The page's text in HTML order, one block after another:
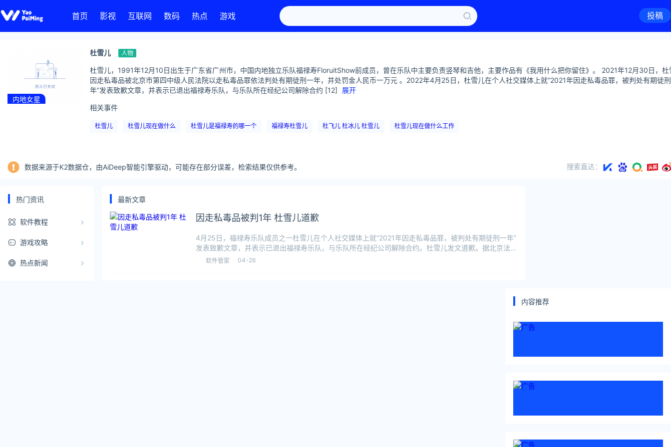
首页 影视 互联网 数码 热点 游戏 投稿
内地女星
杜雪儿 人物
杜雪儿，1991年12月10日出生于广东省广州市，中国内地独立乐队福禄寿FloruitShow前成员，曾在乐队中主要负责竖琴和吉他，主要作品有《我用什么把你留住》。 2021年12月30日，杜
因走私毒品被北京市第四中级人民法院以走私毒品罪依法判处有期徒刑一年，并处罚金人民币一万元 。2022年4月25日，杜雪儿在个人社交媒体上就“2021年因走私毒品罪，被判处有期徒
年”发表致歉文章，并表示已退出福禄寿乐队，与乐队所在经纪公司解除合约 [12]
展开
相关事件
杜雪儿 杜雪儿现在做什么 杜雪儿是福禄寿的哪一个 福禄寿杜雪儿 杜飞儿 杜冰儿 杜雪儿 杜雪儿现在做什么工作
数据来源于K2数据仓，由AiDeep智能引擎驱动，可能存在部分误差，检索结果仅供参考。 搜索直达：
热门资讯
软件教程
游戏攻略
热点新闻
最新文章
因走私毒品被判1年 杜雪儿道歉
4月25日，福禄寿乐队成员之一杜雪儿在个人社交媒体上就“2021年因走私毒品罪，被判处有期徒刑一年”
发表致歉文章，并表示已退出福禄寿乐队，与乐队所在经纪公司解除合约。杜雪儿发文道歉。据北京法院
审判信
软件管家 04-26
内容推荐